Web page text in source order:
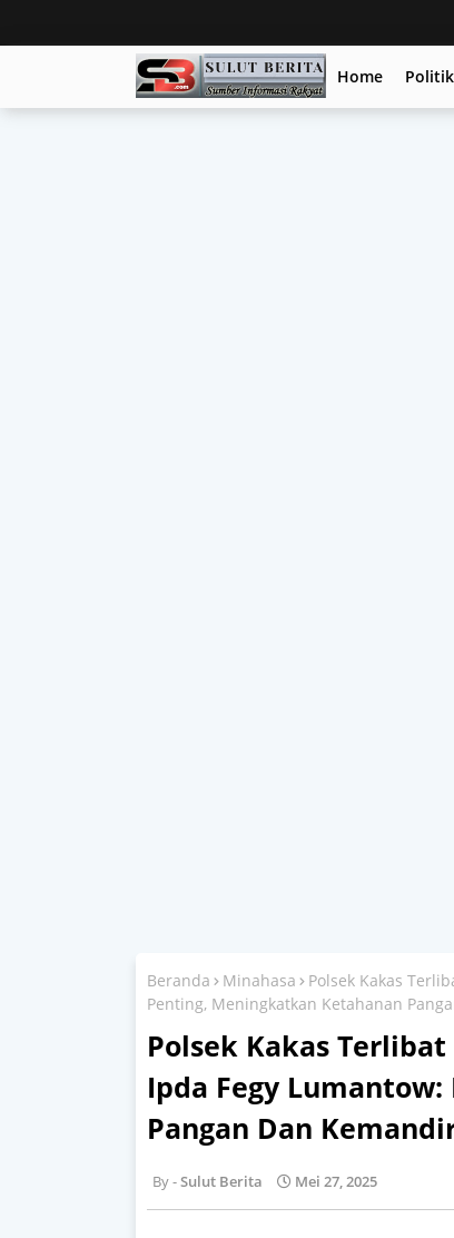
Home
Beranda Minahasa
Polsek Kakas
Penting, Meningkatkan Ketahanan
Polsek Kakas
Ipda Fegy
Pangan Dan
Sulut Berita Mei 27, 2025